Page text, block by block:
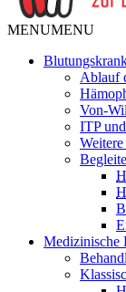
MENUMENU
Ablauf
Von-
ITP
Medizinische